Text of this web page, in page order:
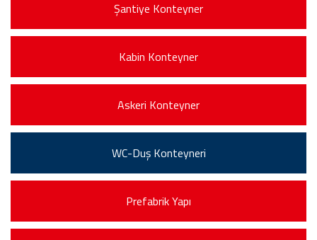
Şantiye Konteyner
Kabin Konteyner
Askeri Konteyner
WC-Duş Konteyneri
Prefabrik Yapı